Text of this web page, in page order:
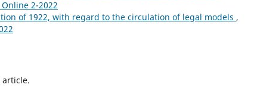
Online 2-2022
of 1922, with regard to the circulation of legal models ,